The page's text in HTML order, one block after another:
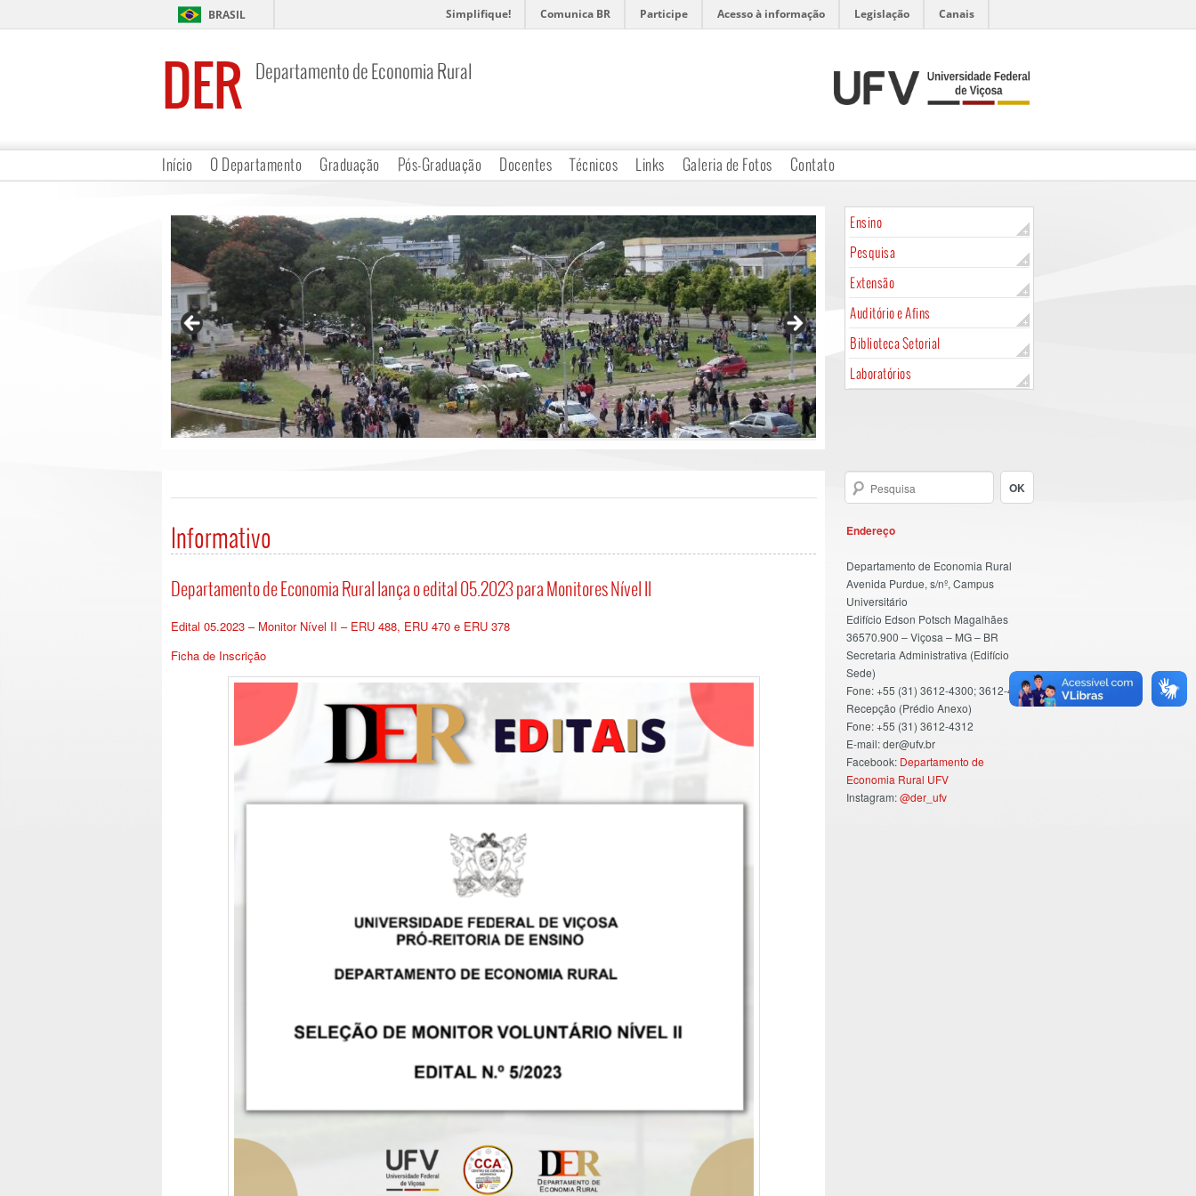
BRASIL Simplifique! Comunica BR Participe Acesso à informação Legislação Canais
DER Departamento de Economia Rural
Início O Departamento Graduação Pós-Graduação Docentes Técnicos Links Galeria de Fotos Contato
Ensino
Pesquisa
Extensão
Auditório e Afins
Biblioteca Setorial
Laboratórios
Endereço
Departamento de Economia Rural
Avenida Purdue, s/nº, Campus
Universitário
Edifício Edson Potsch Magalhães
36570.900 – Viçosa – MG – BR
Secretaria Administrativa (Edifício
Sede)
Fone: +55 (31) 3612-4300; 3612-4301
Recepção (Prédio Anexo)
Fone: +55 (31) 3612-4312
E-mail: der@ufv.br
Facebook: Departamento de
Economia Rural UFV
Instagram:@der_ufv
Informativo
Departamento de Economia Rural lança o edital 05.2023 para Monitores Nível II
Edital 05.2023 – Monitor Nível II – ERU 488, ERU 470 e ERU 378
Ficha de Inscrição